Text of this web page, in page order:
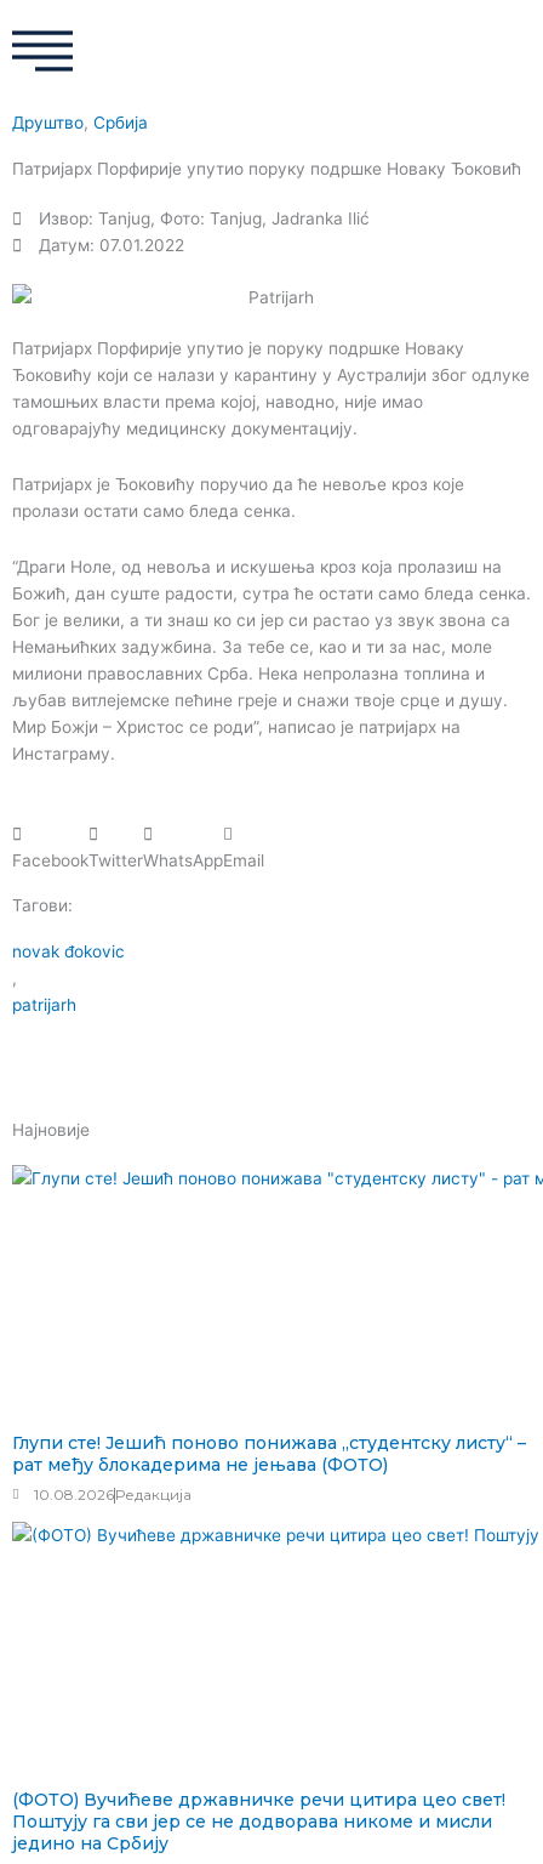
b
o
k
a
m
Друштво, Србија
Патријарх Порфирије упутио поруку подршке Новаку Ђоковић
Извор: Tanjug, Фото: Tanjug, Jadranka Ilić
Датум: 07.01.2022
Патријарх Порфирије упутио је поруку подршке Новаку
Ђоковићу који се налази у карантину у Аустралији због одлуке
тамошњих власти према којој, наводно, није имао
одговарајућу медицинску документацију.
Патријарх је Ђоковићу поручио да ће невоље кроз које
пролази остати само бледа сенка.
“Драги Ноле, од невоља и искушења кроз која пролазиш на
Божић, дан суште радости, сутра ће остати само бледа сенка.
Бог је велики, а ти знаш ко си јер си растао уз звук звона са
Немањићких задужбина. За тебе се, као и ти за нас, моле
милиони православних Срба. Нека непролазна топлина и
љубав витлејемске пећине греје и снажи твоје срце и душу.
Мир Божји – Христос се роди”, написао је патријарх на
Инстаграму.
FacebookTwitterWhatsAppEmail
Тагови:
novak đokovic
,
patrijarh
Најновије
Глупи сте! Јешић поново понижава „студентску листу“ –
рат међу блокадерима не јењава (ФОТО)
10.08.2026Редакција
(ФОТО) Вучићеве државничке речи цитира цео свет!
Поштују га сви јер се не додворава никоме и мисли
једино на Србију